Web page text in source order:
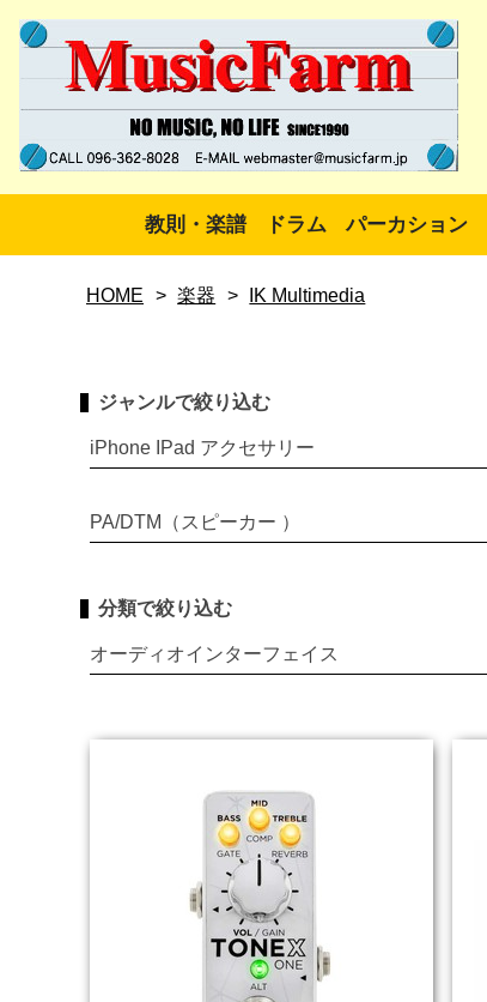
教則・楽譜 ドラム パーカション
HOME > 楽器 > IK Multimedia
ジャンルで絞り込む
iPhone IPad アクセサリー
PA/DTM（スピーカー ）
分類で絞り込む
オーディオインターフェイス